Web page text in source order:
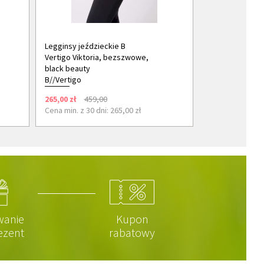
Legginsy jeździeckie B
Vertigo Viktoria, bezszwowe,
black beauty
B//Vertigo
265,00 zł
459,00
Cena min. z 30 dni: 265,00 zł
Kupon
rabatowy